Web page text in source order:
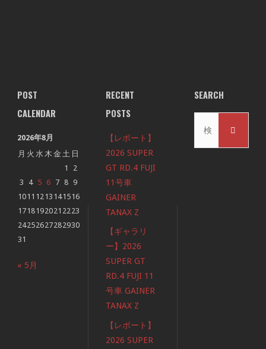
POST
CALENDAR
2026年8月
月 火 水木 金 土 日
1
2
3
4 5 6 7 8 9
1011 1213 141516
1718192021 2223
24252627282930
31
« 5月
RECENT
POSTS
【レポート】
2026 SUPER
GT RD.4 FUJI
11号車
GAINER
TANAX Z
【ギャラリ
ー】2026
SUPER GT
RD.4 FUJI 11
号車 GAINER
TANAX Z
【レポート】
2026 SUPER
SEARCH
対
検